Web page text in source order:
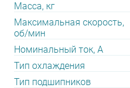
Масса, кг
Максимальная скорость,
об/мин
Номинальный ток, А
Тип охлаждения
Тип подшипников